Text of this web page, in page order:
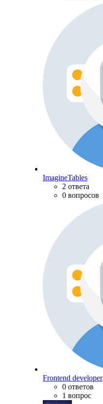
ImagineTables
2 ответа
0 вопросов
Frontend developer
0 ответов
1 вопрос